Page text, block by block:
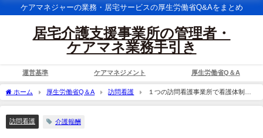
ケアマネジャーの業務・居宅サービスの厚生労働省Q&Aをまとめ
居宅介護支援事業所の管理者・
ケアマネ業務手引き
運営基準 ケアマネジメント 厚生労働省Q＆A
ホーム 厚生労働省Q＆A 訪問看護
１つの訪問看護事業所で看護体制強
化加算（Ⅰ）及び（Ⅱ）を同時に届出することはできないが、例えば、加算（Ⅱ）を
いうことでよいか。
訪問看護 介護報酬